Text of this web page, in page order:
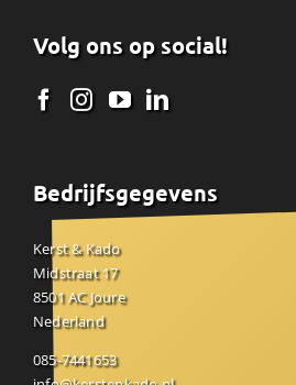
Volg ons op social!
Bedrijfsgegevens
Kerst & Kado
Midstraat 17
8501 AC Joure
Nederland
085-7441653